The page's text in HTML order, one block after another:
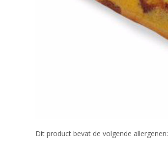
Dit product bevat de volgende allergenen: